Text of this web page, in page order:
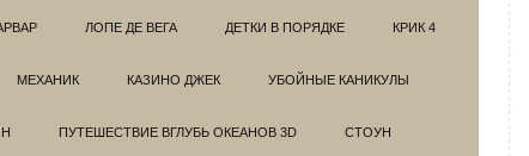
ЛОПЕ ДЕ ВЕГА ДЕТКИ В ПОРЯДКЕ КРИК 4
МЕХАНИК КАЗИНО ДЖЕК УБОЙНЫЕ КАНИКУЛЫ
ПУТЕШЕСТВИЕ ВГЛУБЬ ОКЕАНОВ 3D СТОУН